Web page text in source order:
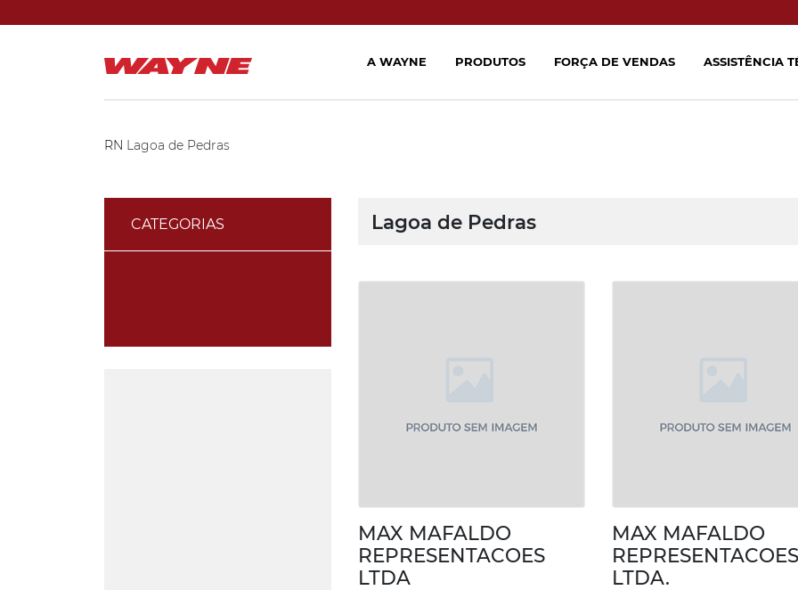
RN Lagoa de Pedras
CATEGORIAS Lagoa de Pedras
MAX MAFALDO
REPRESENTACOES
LTDA
MAX MAFALDO
REPRESENTACOES
LTDA.
A WAYNE PRODUTOS FORÇA DE VENDAS ASSISTÊNCIA